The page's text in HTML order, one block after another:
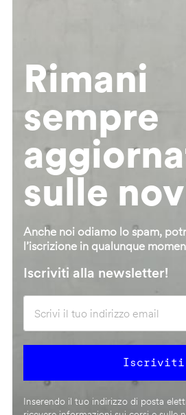
Rimani
sempre
sulle
Anche noi odiamo lo spam,
l’iscrizione in qualunque
Iscriviti alla newsletter!
Inserendo il tuo indirizzo di posta